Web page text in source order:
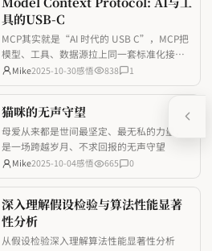
具的USB-C
MCP其实就是“AI 时代的 USB C”，MCP把
模型、工具、数据源拉上同一套标准化接
口，让开发者少踩重复造轮子的坑，也让 AI
应用真正具备随取随用的上下文能力。
Mike2025-10-30感悟 838 1
猫咪的无声守望
母爱从来都是世间最坚定、最无私的力量，
是一场跨越岁月、不求回报的无声守望
Mike2025-10-04感悟 665 0
深入理解假设检验与算法性能显著
性分析
从假设检验深入理解算法性能显著性分析